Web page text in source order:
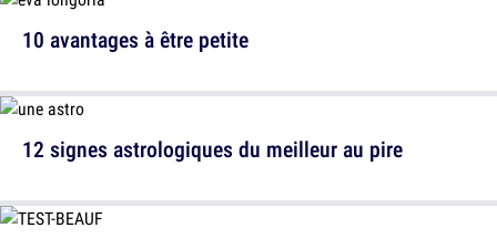
10 avantages à être petite
12 signes astrologiques du meilleur au pire